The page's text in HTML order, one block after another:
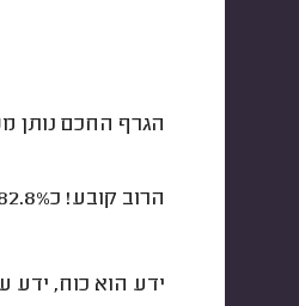
הגרף החכם נותן
הרוב קובע! כ82.8% מנגרי הפרגולות והדקים ענו
ידע הוא כוח, ידע